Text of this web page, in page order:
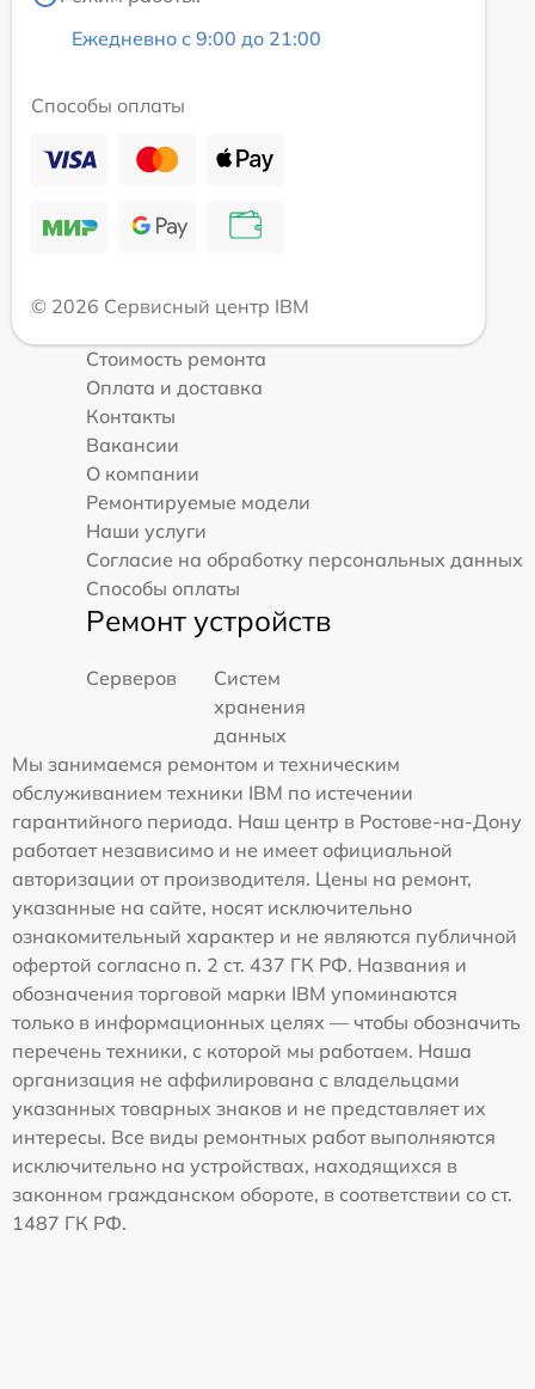
Ежедневно с 9:00 до 21:00
Способы оплаты
© 2026 Сервисный центр IBM
Стоимость ремонта
Оплата и доставка
Контакты
Вакансии
О компании
Ремонтируемые модели
Наши услуги
Согласие на обработку персональных данных
Способы оплаты
Ремонт устройств
Серверов
Систем
хранения
данных
Мы занимаемся ремонтом и техническим
обслуживанием техники IBM по истечении
гарантийного периода. Наш центр в Ростове-на-Дону
работает независимо и не имеет официальной
авторизации от производителя. Цены на ремонт,
указанные на сайте, носят исключительно
ознакомительный характер и не являются публичной
офертой согласно п. 2 ст. 437 ГК РФ. Названия и
обозначения торговой марки IBM упоминаются
только в информационных целях — чтобы обозначить
перечень техники, с которой мы работаем. Наша
организация не аффилирована с владельцами
указанных товарных знаков и не представляет их
интересы. Все виды ремонтных работ выполняются
исключительно на устройствах, находящихся в
законном гражданском обороте, в соответствии со ст.
1487 ГК РФ.